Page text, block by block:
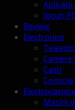
Aplicatii
Jocuri
Review
Electronice
Casti
Console
Electrocasnice
Masini